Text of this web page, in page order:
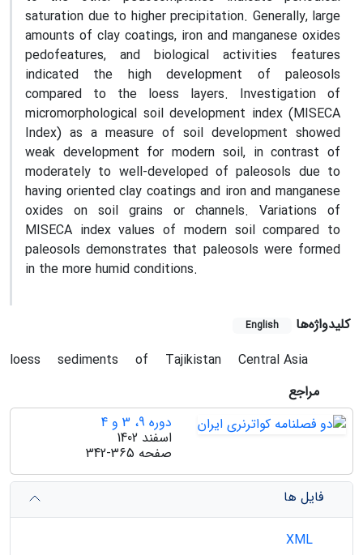
saturation due to higher precipitation. Generally, large
amounts of clay coatings, iron and manganese oxides
pedofeatures, and biological activities features
indicated the high development of paleosols
compared to the loess layers. Investigation of
micromorphological soil development index (MISECA
Index) as a measure of soil development showed
weak development for modern soil, in contrast of
moderately to well-developed of paleosols due to
having oriented clay coatings and iron and manganese
oxides on soil grains or channels. Variations of
MISECA index values of modern soil compared to
paleosols demonstrates that paleosols were formed
in the more humid conditions.
کلیدواژه‌ها English
loess sediments of Tajikistan
Central Asia
مراجع
دوره 9، 3 و 4
اسفند 1402
صفحه 342-365
فایل ها